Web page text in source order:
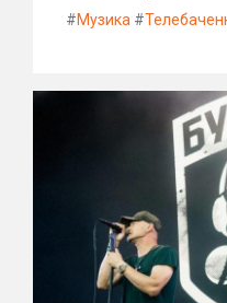
#Музика #